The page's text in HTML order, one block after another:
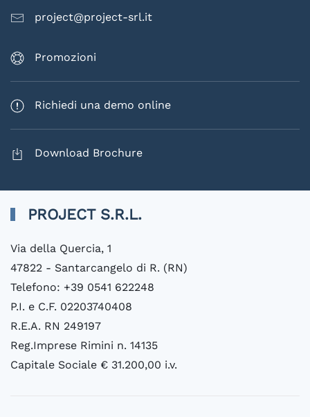
project@project-srl.it
Promozioni
Richiedi una demo online
Download Brochure
PROJECT S.R.L.
Via della Quercia, 1
47822 - Santarcangelo di R. (RN)
Telefono: +39 0541 622248
P.I. e C.F. 02203740408
R.E.A. RN 249197
Reg.Imprese Rimini n. 14135
Capitale Sociale € 31.200,00 i.v.